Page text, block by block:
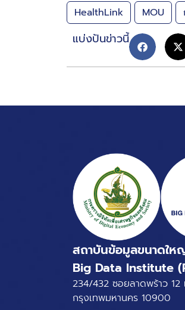
HealthLink
MOU
แบ่งปันข่าวนี้
สถาบันข้อมูลขนาดให
Big Data Institute
234/432 ซอยลาดพร้าว
กรุงเทพมหานคร 10900